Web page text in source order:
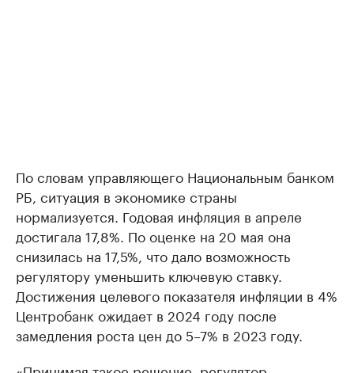
По словам управляющего Национальным банком
РБ, ситуация в экономике страны
нормализуется. Годовая инфляция в апреле
достигала 17,8%. По оценке на 20 мая она
снизилась на 17,5%, что дало возможность
регулятору уменьшить ключевую ставку.
Достижения целевого показателя инфляции в 4%
Центробанк ожидает в 2024 году после
замедления роста цен до 5–7% в 2023 году.